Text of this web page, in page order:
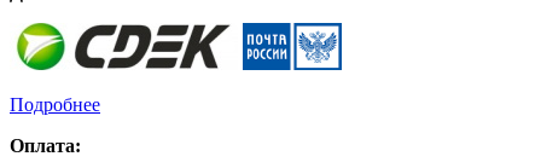
Подробнее
Оплата: